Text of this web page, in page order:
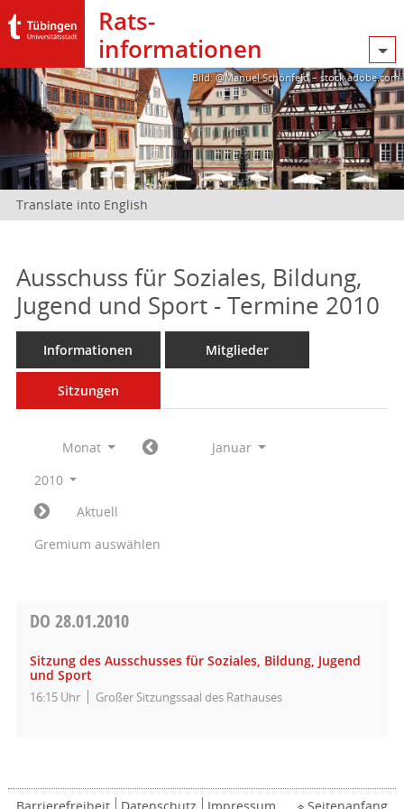
Rats­
informationen
Bild: @Manuel Schönfeld – stock.adobe.com
Translate into English
Ausschuss für Soziales, Bildung,
Jugend und Sport - Termine 2010
Informationen Mitglieder
Sitzungen
Monat
Januar
2010
Aktuell
Gremium auswählen
DO 28.01.2010
Sitzung des Ausschusses für Soziales, Bildung, Jugend
und Sport
16:15 Uhr Großer Sitzungssaal des Rathauses